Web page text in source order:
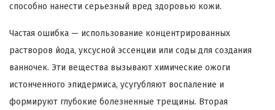
способно нанести серьезный вред здоровью кожи.
Частая ошибка — использование концентрированных
растворов йода, уксусной эссенции или соды для создания
ванночек. Эти вещества вызывают химические ожоги
истонченного эпидермиса, усугубляют воспаление и
формируют глубокие болезненные трещины. Вторая